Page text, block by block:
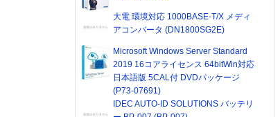
大電 環境対応 1000BASE-T/X メディ
アコンバータ (DN1800SG2E)
Microsoft Windows Server Standard
2019 16コアライセンス 64bitWin対応
日本語版 5CAL付 DVDパッケージ
(P73-07691)
IDEC AUTO-ID SOLUTIONS バッテリ